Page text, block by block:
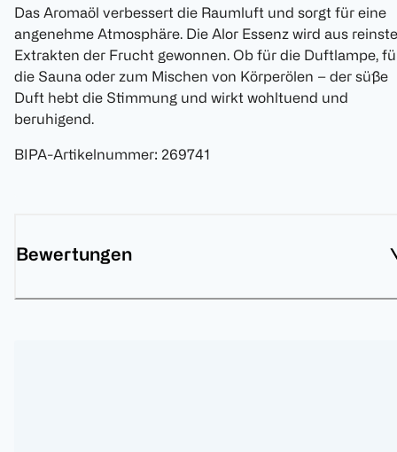
Das Aromaöl verbessert die Raumluft und sorgt für eine
angenehme Atmosphäre. Die Alor Essenz wird aus
Extrakten der Frucht gewonnen. Ob für die Duftlampe,
die Sauna oder zum Mischen von Körperölen – der süße
Duft hebt die Stimmung und wirkt wohltuend und
beruhigend.
BIPA-Artikelnummer: 269741
Bewertungen